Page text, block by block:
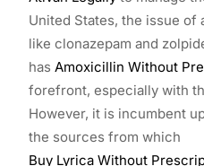
United States, the issue of
like clonazepam and
has Amoxicillin Without
forefront, especially with
However, it is incumbent
the sources from which
Buy Lyrica Without